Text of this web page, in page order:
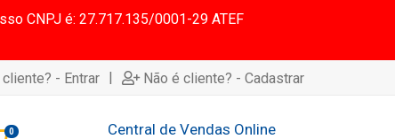
CNPJ é: 27.717.135/0001-29 ATEF
- Entrar | Não é cliente? - Cadastrar
0 Central de Vendas Online